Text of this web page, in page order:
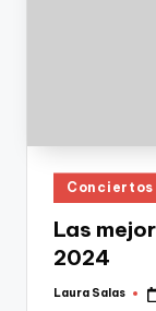
Publicado
en
Conciertos
Las
2024
Publicado
Laura Salas